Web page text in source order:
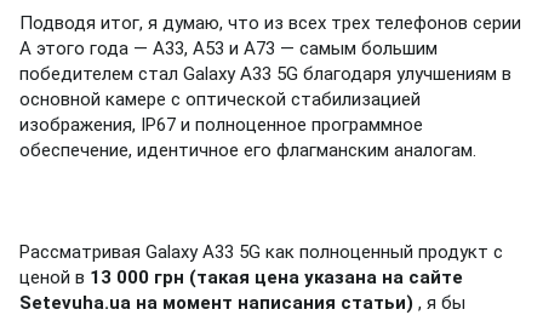
Подводя итог, я думаю, что из всех трех телефонов серии
A этого года — A33, A53 и A73 — самым большим
победителем стал Galaxy A33 5G благодаря улучшениям в
основной камере с оптической стабилизацией
изображения, IP67 и полноценное программное
обеспечение, идентичное его флагманским аналогам.
Рассматривая Galaxy A33 5G как полноценный продукт с
ценой в 13 000 грн (такая цена указана на сайте
Setevuha.ua на момент написания статьи) , я бы